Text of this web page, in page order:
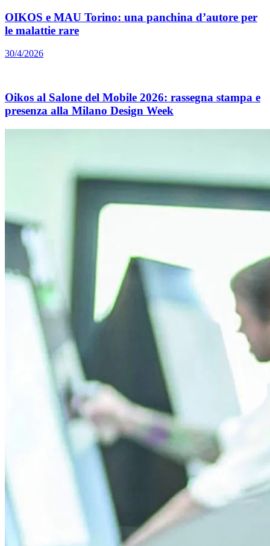
OIKOS e MAU Torino: una panchina d’autore per
le malattie rare
30/4/2026
Oikos al Salone del Mobile 2026: rassegna stampa e
presenza alla Milano Design Week